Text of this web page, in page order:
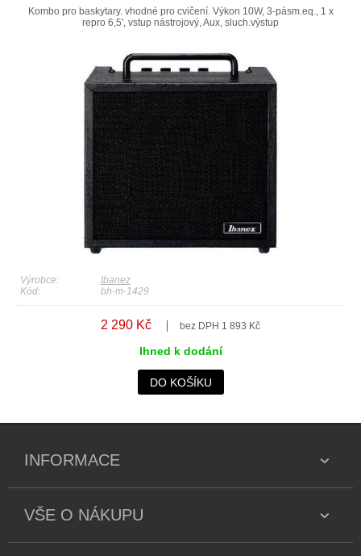
Kombo pro baskytary. vhodné pro cvičení. Výkon 10W, 3-pásm.eq., 1 x
repro 6,5', vstup nástrojový, Aux, sluch.výstup
Výrobce:
Ibanez
Kód:
bh-m-1429
2 290 Kč bez DPH 1 893 Kč
Ihned k dodání
DO KOŠÍKU
INFORMACE
VŠE O NÁKUPU